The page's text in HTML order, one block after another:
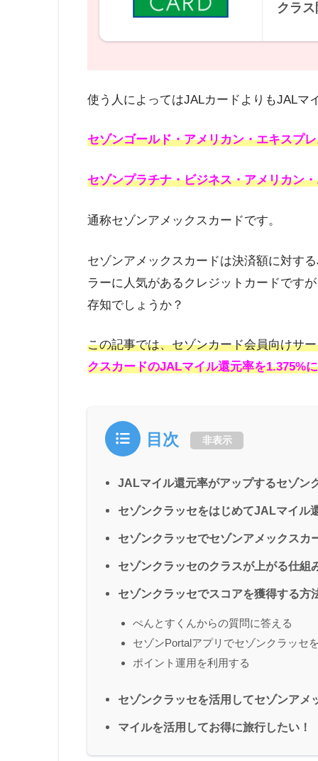
クラ
問 | ク
使う人によってはJALカードよりもJALマ
セゾンゴールド・アメリカン・エキスプ
セゾンプラチナ・ビジネス・アメリカン
通称セゾンアメックスカードです。
セゾンアメックスカードは決済額に対す
ラーに人気があるクレジットカードです
存知でしょうか？
この記事では、セゾンカード会員向けサ
クスカードのJALマイル還元率を1.375%
目次 非表示
JALマイル還元率がアップするセゾン
セゾンクラッセをはじめてJALマイル
セゾンクラッセでセゾンアメックス
セゾンクラッセのクラスが上がる仕組
セゾンクラッセでスコアを獲得する方
ぺんとすくんからの質問に答える
セゾンPortalアプリでセゾンクラッセ
ポイント運用を利用する
セゾンクラッセを活用してセゾンア
マイルを活用してお得に旅行したい！